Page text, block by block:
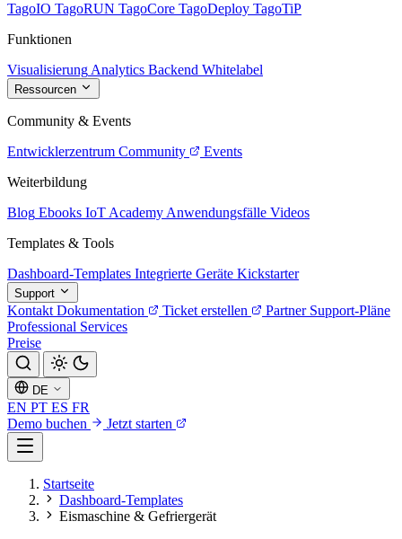
TagoIO TagoRUN TagoCore TagoDeploy TagoTiP
Funktionen
Visualisierung Analytics Backend Whitelabel
Ressourcen
Community & Events
Entwicklerzentrum Community
Events
Weiterbildung
Blog Ebooks IoT Academy Anwendungsfälle Videos
Templates & Tools
Dashboard-Templates Integrierte Geräte Kickstarter
Support
Kontakt Dokumentation Ticket erstellen Partner Support-Pläne
Professional Services
Preise
DE
EN PT ES FR
Demo buchen
Jetzt starten
Startseite
Dashboard-Templates
Eismaschine & Gefriergerät